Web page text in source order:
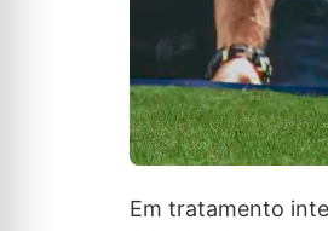
Em tratamento